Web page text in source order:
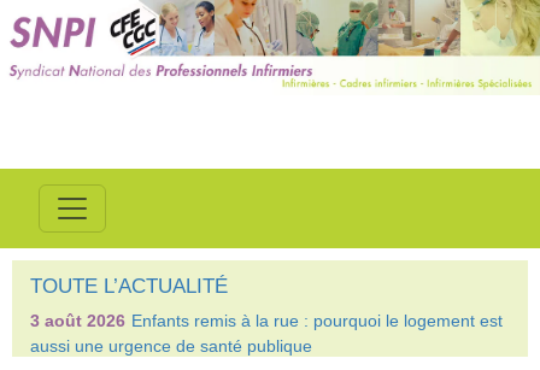
TOUTE L’ACTUALITÉ
3 août 2026 Enfants remis à la rue : pourquoi le logement est
aussi une urgence de santé publique